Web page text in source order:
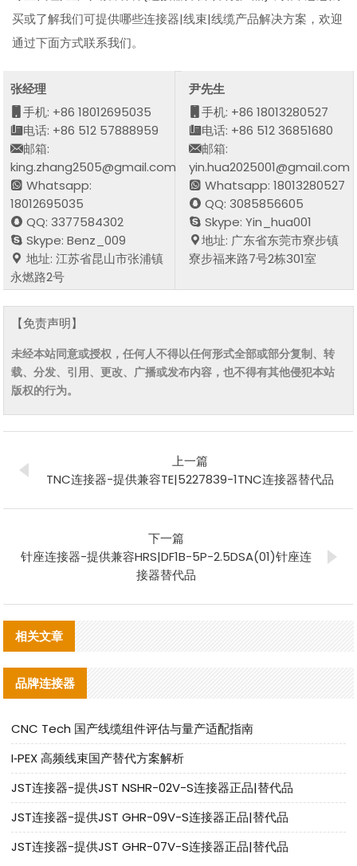
买或了解我们可提供哪些连接器|线束|线缆产品解决方案，欢迎
通过下面方式联系我们。
张经理
手机: +86 18012695035
电话: +86 512 57888959
邮箱:
king.zhang2505@gmail.com
Whatsapp:
18012695035
QQ: 3377584302
Skype: Benz_009
地址: 江苏省昆山市张浦镇
永燃路2号
尹先生
手机: +86 18013280527
电话: +86 512 36851680
邮箱:
yin.hua2025001@gmail.com
Whatsapp: 18013280527
QQ: 3085856605
Skype: Yin_hua001
地址: 广东省东莞市寮步镇
寮步福来路7号2栋301室
【免责声明】
未经本站同意或授权，任何人不得以任何形式全部或部分复制、转
载、分发、引用、更改、广播或发布内容，也不得有其他侵犯本站
版权的行为。
上一篇
TNC连接器-提供兼容TE|5227839-1TNC连接器替代品
下一篇
针座连接器-提供兼容HRS|DF1B-5P-2.5DSA(01)针座连
接器替代品
相关文章
品牌连接器
CNC Tech 国产线缆组件评估与量产适配指南
I‑PEX 高频线束国产替代方案解析
JST连接器-提供JST NSHR-02V-S连接器正品|替代品
JST连接器-提供JST GHR-09V-S连接器正品|替代品
JST连接器-提供JST GHR-07V-S连接器正品|替代品